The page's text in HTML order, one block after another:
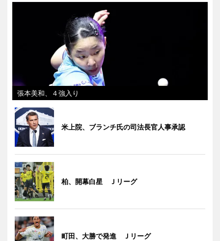
張本美和、４強入り
米上院、ブランチ氏の司法長官人事承認
柏、開幕白星 Ｊリーグ
町田、大勝で発進 Ｊリーグ